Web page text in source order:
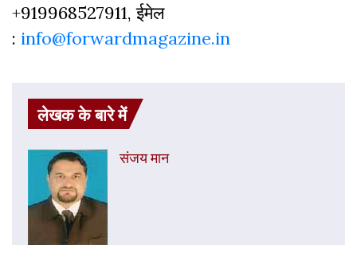
+919968527911, ईमेल
: info@forwardmagazine.in
लेखक के बारे में
संजय मान